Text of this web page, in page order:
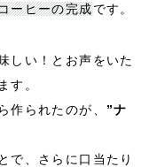
ーヒーの完成です。
しい！とお声をいた
す。
作られたのが、 ”ナ
で、さらに口当たり